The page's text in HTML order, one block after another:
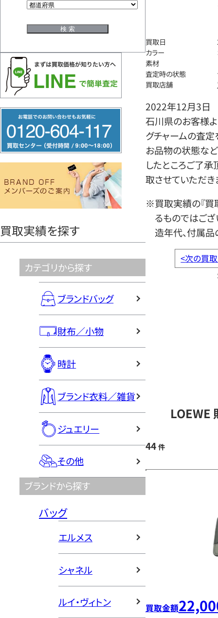
リ
ー
ヤ
買取実績を探す
カテゴリから探す
ブランドバッグ
財布／小物
時計
ブランド衣料／雑貨
ジュエリー
その他
ブランドから探す
バッグ
エルメス
シャネル
ルイ・ヴィトン
買取日
カラー
素材
査定時の状態
買取店舗
2022年12月3日
石川県のお客様よ
グチャームの査定
お品物の状態など
したところご了
取させていただき
※買取実績の『買
るものではござ
造年代、付属品
<次の買
LOEWE
44 件
買取金額